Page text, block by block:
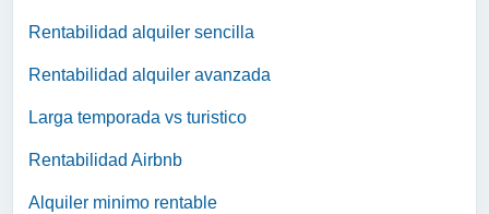
Rentabilidad alquiler sencilla
Rentabilidad alquiler avanzada
Larga temporada vs turistico
Rentabilidad Airbnb
Alquiler minimo rentable